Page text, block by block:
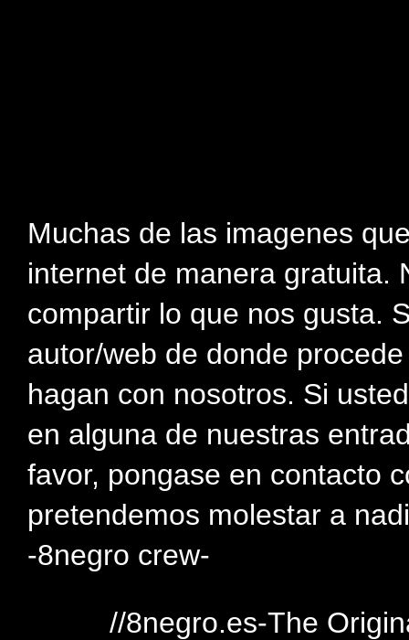
Muchas de las imagenes
internet de manera gratuita.
compartir lo que nos gusta.
autor/web de donde
hagan con nosotros. Si
en alguna de nuestras
favor, pongase en contacto
pretendemos molestar a
-8negro crew-
//8negro.es-The